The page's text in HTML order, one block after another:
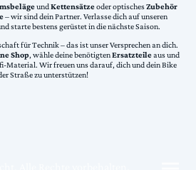
undKettensätzeoder optischesZubehör
– wir sind dein Partner. Verlasse dich auf unseren
starte bestens gerüstet in die nächste Saison.
für Technik – das ist unser Versprechen an dich.
Shop, wähle deine benötigtenErsatzteileaus und
Material. Wir freuen uns darauf, dich und dein Bike
Straße zu unterstützen!